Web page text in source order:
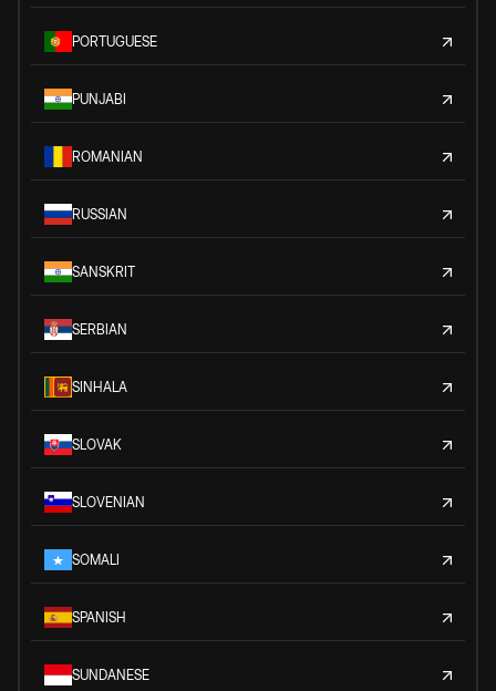
PORTUGUESE
PUNJABI
ROMANIAN
RUSSIAN
SANSKRIT
SERBIAN
SINHALA
SLOVAK
SLOVENIAN
SOMALI
SPANISH
SUNDANESE